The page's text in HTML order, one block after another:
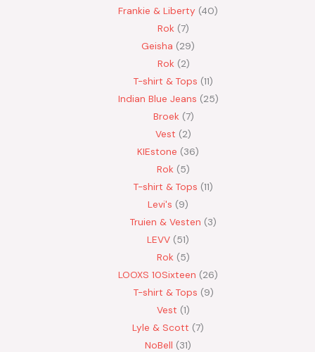
Frankie & Liberty 40
Rok 7
Geisha
29
Rok 2
T-shirt & Tops 11
Indian Blue Jeans 25
Broek 7
Vest
2
KIEstone
36
Rok 5
T-shirt & Tops 11
Levi's
9
Truien & Vesten
3
LEVV 51
Rok 5
LOOXS 10Sixteen
26
T-shirt & Tops 9
Vest 1
Lyle & Scott 7
NoBell
31